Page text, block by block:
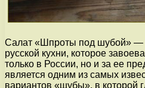
Салат «Шпроты под шубой» —
русской кухни, которое
только в России, но и за ее
является одним из самых
вариантов «шубы», в которой